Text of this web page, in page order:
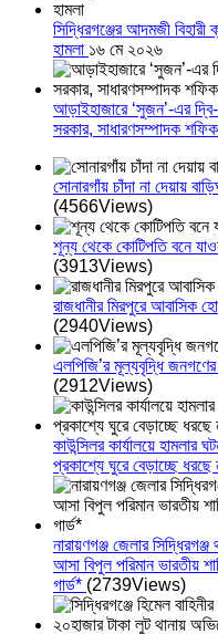
সিদ্ধিরগঞ্জের আদমজী বিহারী
হামলা ১৬ মে ২০২৬
আড়াইহাজারে ‘সুজন’-এর দ্বি-
সরকার, সাধারণসম্পাদক শফিক
সোনারগাঁয় চাঁদা না দেয়ায়
(4566Views)
শূন্য থেকে কোটিপতি বনে
(3913Views)
রাজধানীর মিরপুরে আবাসিক
(2940Views)
এলপিজি’র মূল্যবৃদ্ধি জনগণের
(2912Views)
কাউন্সিলর কার্যালয়ে হামলার
প্রকাশ্যে ঘুরে বেড়াচ্ছে
নারায়ণগঞ্জ জেলার
আসা বিপুল পরিমান
গার্ড* (2739Views)